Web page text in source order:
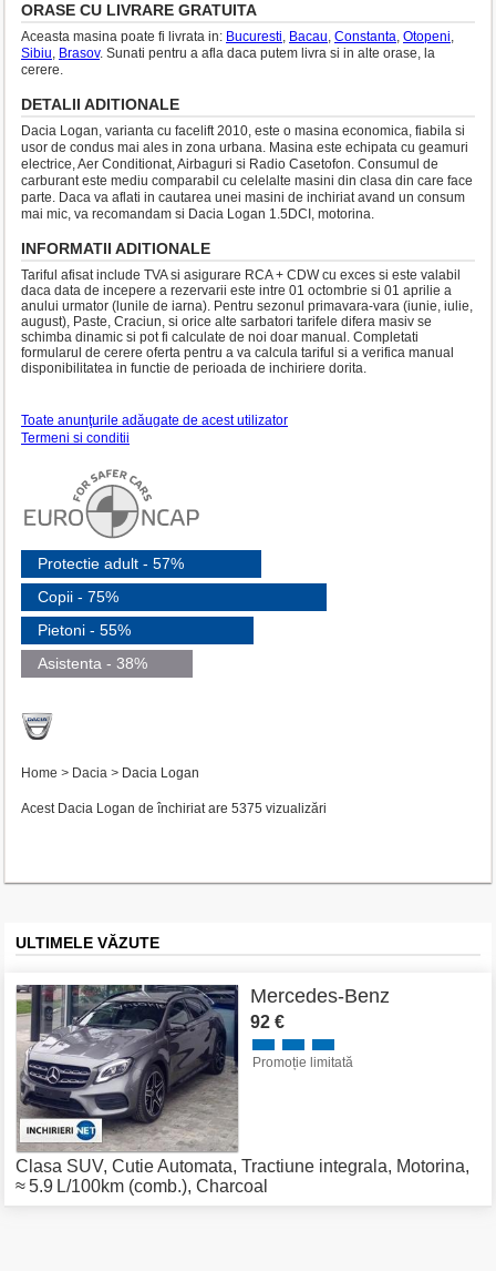
ORASE CU LIVRARE GRATUITA
Aceasta masina poate fi livrata in: Bucuresti, Bacau, Constanta, Otopeni,
Sibiu, Brasov. Sunati pentru a afla daca putem livra si in alte orase, la
cerere.
DETALII ADITIONALE
Dacia Logan, varianta cu facelift 2010, este o masina economica, fiabila si
usor de condus mai ales in zona urbana. Masina este echipata cu geamuri
electrice, Aer Conditionat, Airbaguri si Radio Casetofon. Consumul de
carburant este mediu comparabil cu celelalte masini din clasa din care face
parte. Daca va aflati in cautarea unei masini de inchiriat avand un consum
mai mic, va recomandam si Dacia Logan 1.5DCI, motorina.
INFORMATII ADITIONALE
Tariful afisat include TVA si asigurare RCA + CDW cu exces si este valabil
daca data de incepere a rezervarii este intre 01 octombrie si 01 aprilie a
anului urmator (lunile de iarna). Pentru sezonul primavara-vara (iunie, iulie,
august), Paste, Craciun, si orice alte sarbatori tarifele difera masiv se
schimba dinamic si pot fi calculate de noi doar manual. Completati
formularul de cerere oferta pentru a va calcula tariful si a verifica manual
disponibilitatea in functie de perioada de inchiriere dorita.
Toate anunţurile adăugate de acest utilizator
Termeni si conditii
Protectie adult - 57%
Copii - 75%
Pietoni - 55%
Asistenta - 38%
Home > Dacia > Dacia Logan
Acest Dacia Logan de închiriat are 5375 vizualizări
ULTIMELE VĂZUTE
Mercedes-Benz
92 €
Promoție limitată
Clasa SUV, Cutie Automata, Tractiune integrala, Motorina,
≈ 5.9 L/100km (comb.), Charcoal